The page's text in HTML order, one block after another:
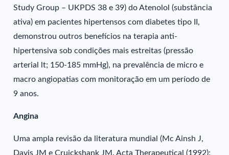
Study Group – UKPDS 38 e 39) do Atenolol (substância
ativa) em pacientes hipertensos com diabetes tipo II,
demonstrou outros benefícios na terapia anti-
hipertensiva sob condições mais estreitas (pressão
arterial lt; 150-185 mmHg), na prevalência de micro e
macro angiopatias com monitoração em um período de
9 anos.
Angina
Uma ampla revisão da literatura mundial (Mc Ainsh J,
Davis JM e Cruickshank JM. Acta Therapeutical (1992);